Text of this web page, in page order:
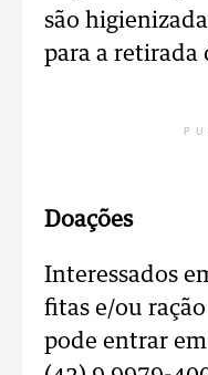
são
para a retirada
Doações
Interessados
fitas e/ou
pode entrar